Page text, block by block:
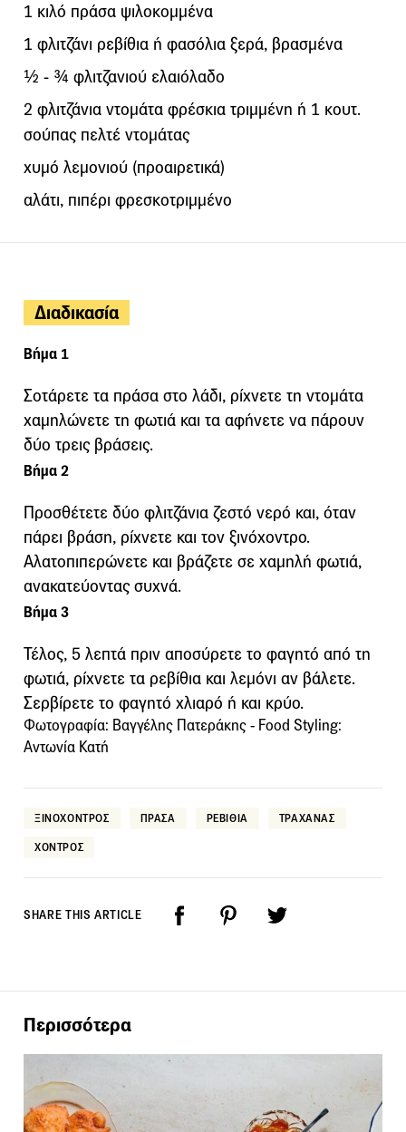
1 κιλό πράσα ψιλοκομμένα
1 φλιτζάνι ρεβίθια ή φασόλια ξερά, βρασμένα
½ - ¾ φλιτζανιού ελαιόλαδο
2 φλιτζάνια ντομάτα φρέσκια τριμμένη ή 1 κουτ.
σούπας πελτέ ντομάτας
χυμό λεμονιού (προαιρετικά)
αλάτι, πιπέρι φρεσκοτριμμένο
Διαδικασία
Βήμα 1
Σοτάρετε τα πράσα στο λάδι, ρίχνετε τη ντομάτα
χαμηλώνετε τη φωτιά και τα αφήνετε να πάρουν
δύο τρεις βράσεις.
Βήμα 2
Προσθέτετε δύο φλιτζάνια ζεστό νερό και, όταν
πάρει βράση, ρίχνετε και τον ξινόχοντρο.
Αλατοπιπερώνετε και βράζετε σε χαμηλή φωτιά,
ανακατεύοντας συχνά.
Βήμα 3
Τέλος, 5 λεπτά πριν αποσύρετε το φαγητό από τη
φωτιά, ρίχνετε τα ρεβίθια και λεμόνι αν βάλετε.
Σερβίρετε το φαγητό χλιαρό ή και κρύο.
Φωτογραφία: Βαγγέλης Πατεράκης - Food Styling:
Αντωνία Κατή
ΞΙΝΟΧΟΝΤΡΟΣ ΠΡΑΣΑ ΡΕΒΙΘΙΑ ΤΡΑΧΑΝΑΣ
ΧΟΝΤΡΟΣ
SHARE THIS ARTICLE
Περισσότερα